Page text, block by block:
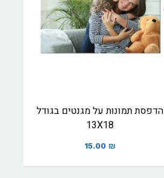
הדפסת תמונות על מגנטים בגודל
13X18
15.00 ₪